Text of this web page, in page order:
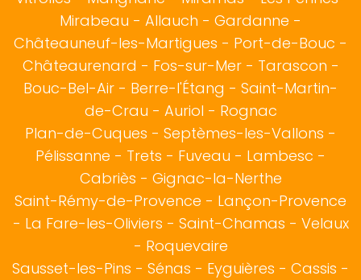
Mirabeau - Allauch - Gardanne -
Châteauneuf-les-Martigues - Port-de-Bouc -
Châteaurenard - Fos-sur-Mer- Tarascon -
Bouc-Bel-Air - Berre-l'Étang - Saint-Martin-
de-Crau - Auriol - Rognac
Plan-de-Cuques - Septèmes-les-Vallons -
Pélissanne - Trets - Fuveau - Lambesc -
Cabriès - Gignac-la-Nerthe
Saint-Rémy-de-Provence - Lançon-Provence
- La Fare-les-Oliviers - Saint-Chamas - Velaux
- Roquevaire
Sausset-les-Pins - Sénas - Eyguières - Cassis -